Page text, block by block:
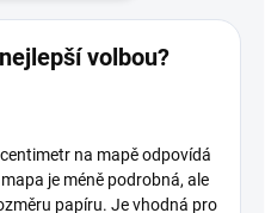
volbou?
na mapě odpovídá
je méně podrobná, ale
papíru. Je vhodná pro